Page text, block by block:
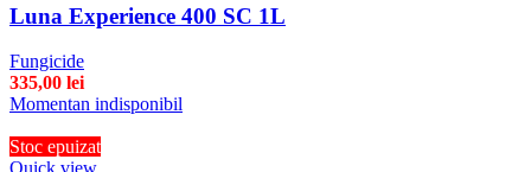
Luna Experience 400 SC 1L
Fungicide
335,00 lei
Momentan indisponibil
Stoc epuizat